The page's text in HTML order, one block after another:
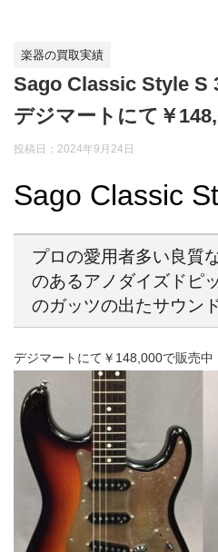
楽器の買取実績
Sago Classic Style S
デジマートにて￥
投稿日： 2024年9月24日
Sago Classic
プロの愛用者多い良質
のあるアノダイズドピ
のガッツの出たサウン
デジマートにて￥148,000で販売中